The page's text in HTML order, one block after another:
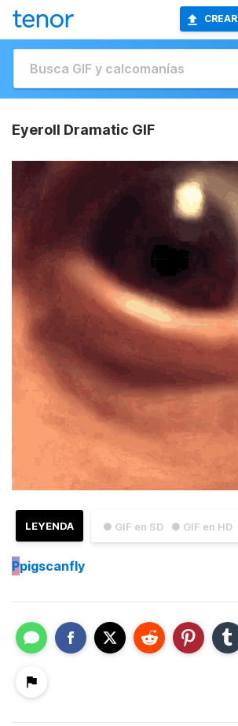
CREAR
Eyeroll Dramatic GIF
● GIF en SD ● GIF en HD
LEYENDA
Ppigscanfly